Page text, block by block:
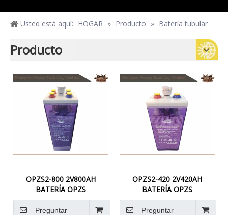
Usted está aquí: HOGAR » Producto » Batería tubular
Producto
OPZS2-800 2V800AH
BATERÍA OPZS
Preguntar
OPZS2-420 2V420AH
BATERÍA OPZS
Preguntar